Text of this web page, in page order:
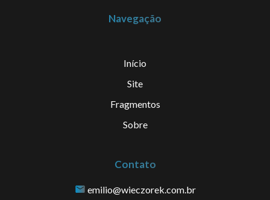
Navegação
Início
Site
Fragmentos
Sobre
Contato
emilio@wieczorek.com.br